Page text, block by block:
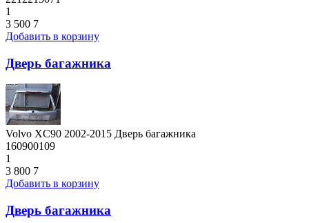
1
3 500 7
Добавить в корзину
Дверь багажника
Volvo XC90 2002-2015 Дверь багажника
160900109
1
3 800 7
Добавить в корзину
Дверь багажника